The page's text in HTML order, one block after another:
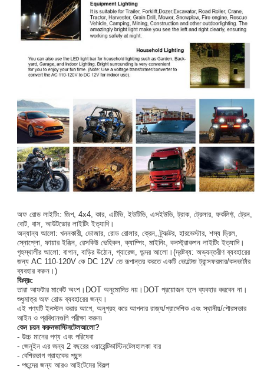
অফ রোড লাইটিং: জিপ, 4x4, কার, এটিভি, ইউটিভি, এসইউভি, ট্রাক, ট্রেলার, ফর্কলিফ্ট, ট্রেন,
বোট, বাস, আউটডোর লাইটিং ইত্যাদি।
অন্যান্য আলো: খননকারী, ডোজার, রোড রোলার, ক্রেন, ট্র্যাক্টর, হারভেস্টার, শস্য ড্রিল,
স্নোপ্লো, ফায়ার ইঞ্জিন, রেসকিউ ভেহিকল, ক্যাম্পিং, মাইনিং, কনস্ট্রাকশন লাইটিং ইত্যাদি।
গৃহস্থালীর আলো: বাগান, বাড়ির উঠোন, গ্যারেজ, অন্দর আলো।(দ্রষ্টব্য: অভ্যন্তরীণ ব্যবহারের
জন্য AC 110-120V কে DC 12V তে রূপান্তর করতে একটি ভোল্টেজ ট্রান্সফরমার/কনভার্টার
ব্যবহার করুন।)
বিঃদ্রঃ:
তারা আফটার মার্কেট অংশ।DOT অনুমোদিত নয়।DOT প্রয়োজন হলে ব্যবহার করবেন না।
শুধুমাত্র অফ রোড ব্যবহারের জন্য।
এই পণ্যটি ইনস্টল করার আগে, অনুগ্রহ করে আপনার রাজ্য/প্রাদেশিক এবং স্থানীয়/পৌরসভার
আইন ও প্রবিধানগুলি পরীক্ষা করুন৷
কেন চয়ন করুনভাস্টিনটেলআলো?
- উচ্চ মানের পণ্য এবং পরিষেবা
- জেনুইন এর জন্য 2 বছরের ওয়ারেন্টিভাস্টিনটেলহালকা বার
- বেশিরভাগ গ্রাহকের পছন্দ
- পছন্দের জন্য আরও আইটেমের বিকল্প